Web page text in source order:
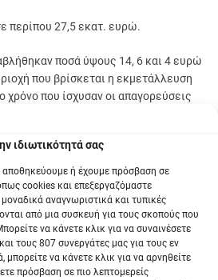
σας
αποθηκεύουμε ή έχουμε πρόσβαση σε
cookies και επεξεργαζόμαστε
αναγνωριστικά και τυπικές
από μια συσκευή για τους σκοπούς που
να κάνετε κλικ για να συναινέσετε
τους 807 συνεργάτες μας για τους εν
να κάνετε κλικ για να αρνηθείτε
πρόσβαση σε πιο λεπτομερείς
περίπου 27,5 εκατ. ευρώ.
ποσά ύψους 14, 6 και 4 ευρώ
που βρίσκεται η εκμετάλλευση
χρόνο που ίσχυσαν οι απαγορεύσεις
όπως είχε εξελιχθεί η ασθένεια
ποσών στις αντίστοιχες περιοχές, η
σε 21, 9 και 6 ευρώ ανά ζώο
πραγματοποιήθηκε πληρωμή